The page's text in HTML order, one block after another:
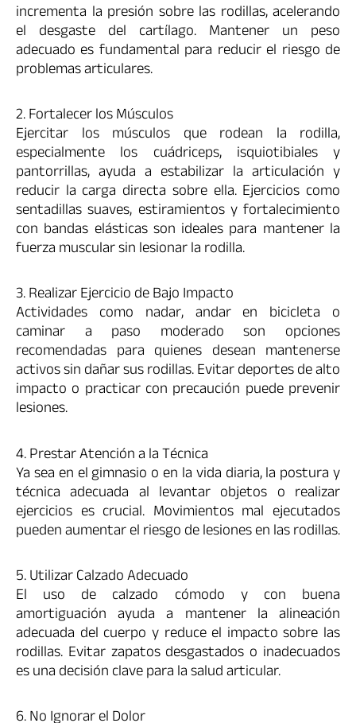
incrementa la presión sobre las rodillas, acelerando
el desgaste del cartílago. Mantener un peso
adecuado es fundamental para reducir el riesgo de
problemas articulares.
2. Fortalecer los Músculos
Ejercitar los músculos que rodean la rodilla,
especialmente los cuádriceps, isquiotibiales y
pantorrillas, ayuda a estabilizar la articulación y
reducir la carga directa sobre ella. Ejercicios como
sentadillas suaves, estiramientos y fortalecimiento
con bandas elásticas son ideales para mantener la
fuerza muscular sin lesionar la rodilla.
3. Realizar Ejercicio de Bajo Impacto
Actividades como nadar, andar en bicicleta o
caminar a paso moderado son opciones
recomendadas para quienes desean mantenerse
activos sin dañar sus rodillas. Evitar deportes de alto
impacto o practicar con precaución puede prevenir
lesiones.
4. Prestar Atención a la Técnica
Ya sea en el gimnasio o en la vida diaria, la postura y
técnica adecuada al levantar objetos o realizar
ejercicios es crucial. Movimientos mal ejecutados
pueden aumentar el riesgo de lesiones en las rodillas.
5. Utilizar Calzado Adecuado
El uso de calzado cómodo y con buena
amortiguación ayuda a mantener la alineación
adecuada del cuerpo y reduce el impacto sobre las
rodillas. Evitar zapatos desgastados o inadecuados
es una decisión clave para la salud articular.